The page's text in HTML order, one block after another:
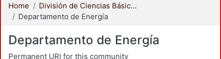
Home
División de Ciencias Básicas e Ingeniería
Departamento de Energía
Departamento de Energía
Permanent URI for this community